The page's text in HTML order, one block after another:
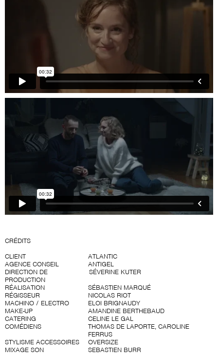
CRÉDITS
CLIENT
ATLANTIC
AGENCE CONSEIL
ANTIGEL
DIRECTION DE
PRODUCTION
SÉVERINE KUTER
RÉALISATION
SÉBASTIEN MARQUÉ
RÉGISSEUR
NICOLAS RIOT
MACHINO / ELECTRO
ELOI BRIGNAUDY
MAKE-UP
AMANDINE BERTHEBAUD
CATERING
CELINE LE GAL
COMÉDIENS
THOMAS DE LAPORTE, CAROLINE
FERRUS
STYLISME ACCESSOIRES
OVERSIZE
MIXAGE SON
SEBASTIEN BURR